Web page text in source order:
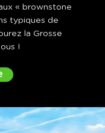
« brownstone
typiques de
la Grosse
!